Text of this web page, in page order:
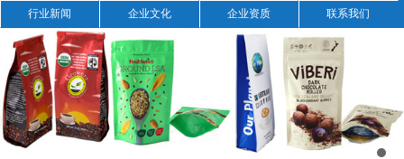
行业新闻 企业文化 企业资质 联系我们